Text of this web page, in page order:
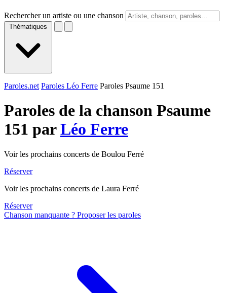
Rechercher un artiste ou une chanson
Thématiques
Paroles.net Paroles Léo Ferre Paroles Psaume 151
Paroles de la chanson Psaume
151 parLéo Ferre
Voir les prochains concerts de Boulou Ferré
Réserver
Voir les prochains concerts de Laura Ferré
Réserver
Chanson manquante ? Proposer les paroles